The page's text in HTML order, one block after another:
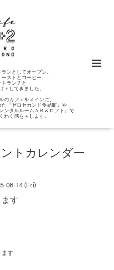
ンとしてオープン。
ストとコーヒー、
トランチと
＋してきました。
のカフェをメインに、
『ゼロセカンド食品館』や
ンタルルームＡＢ＆ロフト』で
わく感を＋します。
トカレンダー
08-14 (Fri)
す
ます